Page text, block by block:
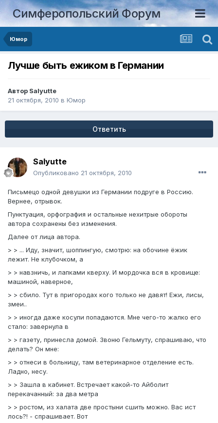
Симферопольский Форум
Юмор
Лучше быть ежиком в Германии
Автор Salyutte
21 октября, 2010 в Юмор
Ответить
Salyutte
Опубликовано 21 октября, 2010
Письмецо одной девушки из Германии подруге в Россию.
Вернее, отрывок.
Пунктуация, орфография и остальные нехитрые обороты
автора сохранены без изменения.
Далее от лица автора.
> > ... Иду, значит, шоппингую, смотрю: на обочине ёжик
лежит. Не клубочком, а
> > навзничь, и лапками кверху. И мордочка вся в кровище:
машиной, наверное,
> > сбило. Тут в пригородах кого только не давят! Ежи, лисы,
змеи..
> > иногда даже косули попадаются. Мне чего-то жалко его
стало: завернула в
> > газету, принесла домой. Звоню Гельмуту, спрашиваю, что
делать? Он мне:
> > отнеси в больницу, там ветеринарное отделение есть.
Ладно, несу.
> > Зашла в кабинет. Встречает какой-то Айболит
перекачанный: за два метра
> > ростом, из халата две простыни сшить можно. Вас ист
лось?! - спрашивает. Вот